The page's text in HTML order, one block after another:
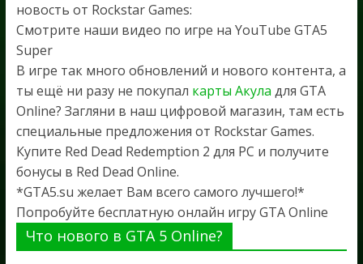
новость от Rockstar Games:
Смотрите наши видео по игре на YouTube GTA5
Super
В игре так много обновлений и нового контента, а
ты ещё ни разу не покупал карты Акула для GTA
Online? Загляни в наш цифровой магазин, там есть
специальные предложения от Rockstar Games.
Купите Red Dead Redemption 2 для PC и получите
бонусы в Red Dead Online.
*GTA5.su желает Вам всего самого лучшего!*
Попробуйте бесплатную онлайн игру GTA Online
Что нового в GTA 5 Online?